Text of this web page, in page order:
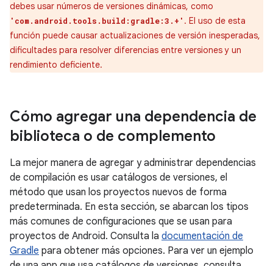
debes usar números de versiones dinámicas, como
'com.android.tools.build:gradle:3.+' . El uso de esta
función puede causar actualizaciones de versión inesperadas,
dificultades para resolver diferencias entre versiones y un
rendimiento deficiente.
Cómo agregar una dependencia de
biblioteca o de complemento
La mejor manera de agregar y administrar dependencias
de compilación es usar catálogos de versiones, el
método que usan los proyectos nuevos de forma
predeterminada. En esta sección, se abarcan los tipos
más comunes de configuraciones que se usan para
proyectos de Android. Consulta la documentación de
Gradle para obtener más opciones. Para ver un ejemplo